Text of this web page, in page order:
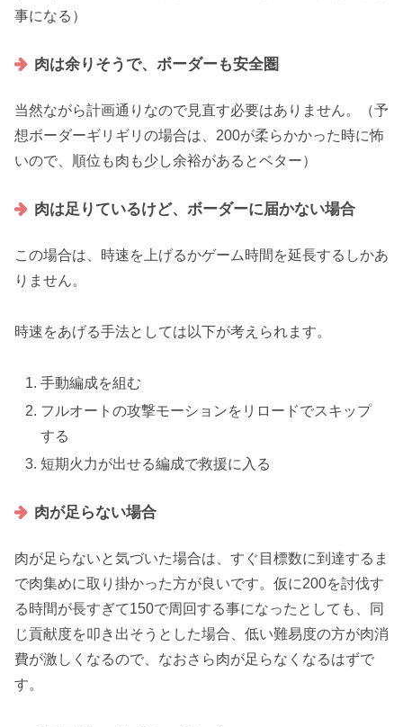
事になる）
肉は余りそうで、ボーダーも安全圏
当然ながら計画通りなので見直す必要はありません。（予
想ボーダーギリギリの場合は、200が柔らかかった時に怖
いので、順位も肉も少し余裕があるとベター）
肉は足りているけど、ボーダーに届かない場合
この場合は、時速を上げるかゲーム時間を延長するしかあ
りません。
時速をあげる手法としては以下が考えられます。
手動編成を組む
フルオートの攻撃モーションをリロードでスキップ
する
短期火力が出せる編成で救援に入る
肉が足らない場合
肉が足らないと気づいた場合は、すぐ目標数に到達するま
で肉集めに取り掛かった方が良いです。仮に200を討伐す
る時間が長すぎて150で周回する事になったとしても、同
じ貢献度を叩き出そうとした場合、低い難易度の方が肉消
費が激しくなるので、なおさら肉が足らなくなるはずで
す。